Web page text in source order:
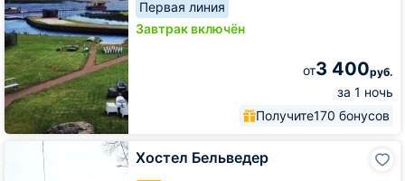
Первая линия
Завтрак включён
от3 400руб.
за 1 ночь
Получите170 бонусов
Хостел Бельведер